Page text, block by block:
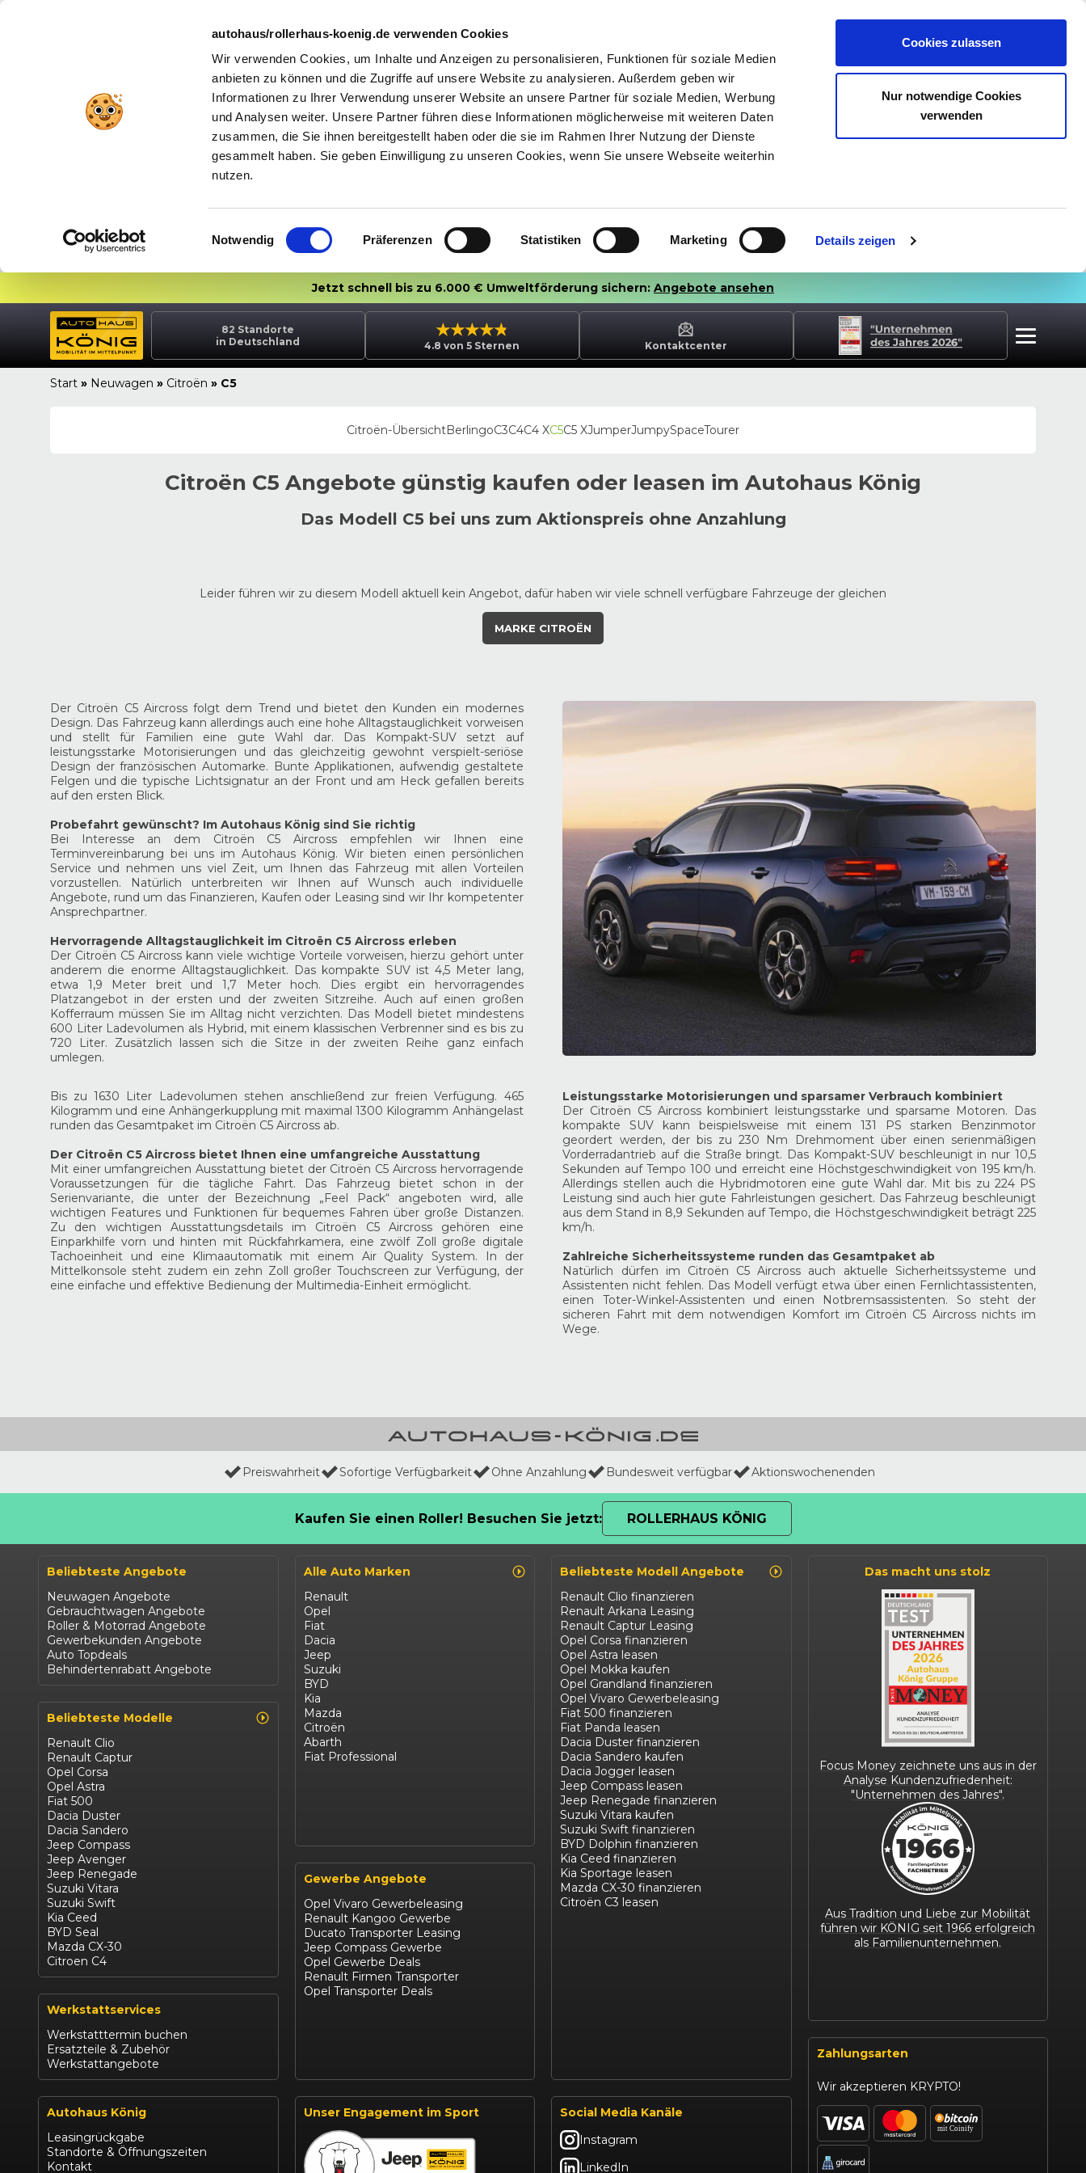
autohaus/rollerhaus-koenig.de verwenden Cookies
Wir verwenden Cookies, um Inhalte und Anzeigen zu personalisieren, Funktionen für soziale Medien
anbieten zu können und die Zugriffe auf unsere Website zu analysieren. Außerdem geben wir
Informationen zu Ihrer Verwendung unserer Website an unsere Partner für soziale Medien, Werbung
und Analysen weiter. Unsere Partner führen diese Informationen möglicherweise mit weiteren Daten
zusammen, die Sie ihnen bereitgestellt haben oder die sie im Rahmen Ihrer Nutzung der Dienste
gesammelt haben. Sie geben Einwilligung zu unseren Cookies, wenn Sie unsere Webseite weiterhin
nutzen.
Einwilligungsauswahl
Notwendig Präferenzen Statistiken Marketing Details zeigen
Cookies zulassen
Nur notwendige Cookies
verwenden
Jetzt schnell bis zu 6.000 € Umweltförderung sichern: Angebote ansehen
82 Standorte
in Deutschland
4.8 von 5 Sternen Kontaktcenter
Start » Neuwagen » Citroën » C5
Citroën-ÜbersichtBerlingoC3C4C4 XC5C5 XJumperJumpySpaceTourer
Citroën C5 Angebote günstig kaufen oder leasen im Autohaus König
Das Modell C5 bei uns zum Aktionspreis ohne Anzahlung
Leider führen wir zu diesem Modell aktuell kein Angebot, dafür haben wir viele schnell verfügbare Fahrzeuge der gleichen
MARKE CITROËN
Der Citroën C5 Aircross folgt dem Trend und bietet den Kunden ein modernes
Design. Das Fahrzeug kann allerdings auch eine hohe Alltagstauglichkeit vorweisen
und stellt für Familien eine gute Wahl dar. Das Kompakt-SUV setzt auf
leistungsstarke Motorisierungen und das gleichzeitig gewohnt verspielt-seriöse
Design der französischen Automarke. Bunte Applikationen, aufwendig gestaltete
Felgen und die typische Lichtsignatur an der Front und am Heck gefallen bereits
auf den ersten Blick.
Probefahrt gewünscht? Im Autohaus König sind Sie richtig
Bei Interesse an dem Citroën C5 Aircross empfehlen wir Ihnen eine
Terminvereinbarung bei uns im Autohaus König. Wir bieten einen persönlichen
Service und nehmen uns viel Zeit, um Ihnen das Fahrzeug mit allen Vorteilen
vorzustellen. Natürlich unterbreiten wir Ihnen auf Wunsch auch individuelle
Angebote, rund um das Finanzieren, Kaufen oder Leasing sind wir Ihr kompetenter
Ansprechpartner.
Hervorragende Alltagstauglichkeit im Citroën C5 Aircross erleben
Der Citroën C5 Aircross kann viele wichtige Vorteile vorweisen, hierzu gehört unter
anderem die enorme Alltagstauglichkeit. Das kompakte SUV ist 4,5 Meter lang,
etwa 1,9 Meter breit und 1,7 Meter hoch. Dies ergibt ein hervorragendes
Platzangebot in der ersten und der zweiten Sitzreihe. Auch auf einen großen
Kofferraum müssen Sie im Alltag nicht verzichten. Das Modell bietet mindestens
600 Liter Ladevolumen als Hybrid, mit einem klassischen Verbrenner sind es bis zu
720 Liter. Zusätzlich lassen sich die Sitze in der zweiten Reihe ganz einfach
umlegen.
Bis zu 1630 Liter Ladevolumen stehen anschließend zur freien Verfügung. 465
Kilogramm und eine Anhängerkupplung mit maximal 1300 Kilogramm Anhängelast
runden das Gesamtpaket im Citroën C5 Aircross ab.
Der Citroën C5 Aircross bietet Ihnen eine umfangreiche Ausstattung
Mit einer umfangreichen Ausstattung bietet der Citroën C5 Aircross hervorragende
Voraussetzungen für die tägliche Fahrt. Das Fahrzeug bietet schon in der
Serienvariante, die unter der Bezeichnung „Feel Pack“ angeboten wird, alle
wichtigen Features und Funktionen für bequemes Fahren über große Distanzen.
Zu den wichtigen Ausstattungsdetails im Citroën C5 Aircross gehören eine
Einparkhilfe vorn und hinten mit Rückfahrkamera, eine zwölf Zoll große digitale
Tachoeinheit und eine Klimaautomatik mit einem Air Quality System. In der
Mittelkonsole steht zudem ein zehn Zoll großer Touchscreen zur Verfügung, der
eine einfache und effektive Bedienung der Multimedia-Einheit ermöglicht.
Leistungsstarke Motorisierungen und sparsamer Verbrauch kombiniert
Der Citroën C5 Aircross kombiniert leistungsstarke und sparsame Motoren. Das
kompakte SUV kann beispielsweise mit einem 131 PS starken Benzinmotor
geordert werden, der bis zu 230 Nm Drehmoment über einen serienmäßigen
Vorderradantrieb auf die Straße bringt. Das Kompakt-SUV beschleunigt in nur 10,5
Sekunden auf Tempo 100 und erreicht eine Höchstgeschwindigkeit von 195 km/h.
Allerdings stellen auch die Hybridmotoren eine gute Wahl dar. Mit bis zu 224 PS
Leistung sind auch hier gute Fahrleistungen gesichert. Das Fahrzeug beschleunigt
aus dem Stand in 8,9 Sekunden auf Tempo, die Höchstgeschwindigkeit beträgt 225
km/h.
Zahlreiche Sicherheitssysteme runden das Gesamtpaket ab
Natürlich dürfen im Citroën C5 Aircross auch aktuelle Sicherheitssysteme und
Assistenten nicht fehlen. Das Modell verfügt etwa über einen Fernlichtassistenten,
einen Toter-Winkel-Assistenten und einen Notbremsassistenten. So steht der
sicheren Fahrt mit dem notwendigen Komfort im Citroën C5 Aircross nichts im
Wege.
Preiswahrheit Sofortige Verfügbarkeit Ohne Anzahlung Bundesweit verfügbar Aktionswochenenden
Kaufen Sie einen Roller! Besuchen Sie jetzt: ROLLERHAUS KÖNIG
Beliebteste Angebote
Neuwagen Angebote
Gebrauchtwagen Angebote
Roller & Motorrad Angebote
Gewerbekunden Angebote
Auto Topdeals
Behindertenrabatt Angebote
Beliebteste Modelle
Renault Clio
Renault Captur
Opel Corsa
Opel Astra
Fiat 500
Dacia Duster
Dacia Sandero
Jeep Compass
Jeep Avenger
Jeep Renegade
Suzuki Vitara
Suzuki Swift
Kia Ceed
BYD Seal
Mazda CX-30
Citroen C4
Werkstattservices
Werkstatttermin buchen
Ersatzteile & Zubehör
Werkstattangebote
Alle Auto Marken
Renault
Opel
Fiat
Dacia
Jeep
Suzuki
BYD
Kia
Mazda
Citroën
Abarth
Fiat Professional
Gewerbe Angebote
Opel Vivaro Gewerbeleasing
Renault Kangoo Gewerbe
Ducato Transporter Leasing
Jeep Compass Gewerbe
Opel Gewerbe Deals
Renault Firmen Transporter
Opel Transporter Deals
Beliebteste Modell Angebote
Renault Clio finanzieren
Renault Arkana Leasing
Renault Captur Leasing
Opel Corsa finanzieren
Opel Astra leasen
Opel Mokka kaufen
Opel Grandland finanzieren
Opel Vivaro Gewerbeleasing
Fiat 500 finanzieren
Fiat Panda leasen
Dacia Duster finanzieren
Dacia Sandero kaufen
Dacia Jogger leasen
Jeep Compass leasen
Jeep Renegade finanzieren
Suzuki Vitara kaufen
Suzuki Swift finanzieren
BYD Dolphin finanzieren
Kia Ceed finanzieren
Kia Sportage leasen
Mazda CX-30 finanzieren
Citroën C3 leasen
Autohaus König
Leasingrückgabe
Standorte & Öffnungszeiten
Kontakt
Unser Engagement im Sport
Social Media Kanäle
Instagram
LinkedIn
Das macht uns stolz
Focus Money zeichnete uns aus in der
Analyse Kundenzufriedenheit:
"Unternehmen des Jahres".
Aus Tradition und Liebe zur Mobilität
führen wir KÖNIG seit 1966 erfolgreich
als Familienunternehmen.
Zahlungsarten
Wir akzeptieren KRYPTO!